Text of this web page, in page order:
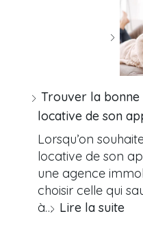
Trouver la
locative de son
Lorsqu’on
locative de son
une agence
choisir celle qui
à… Lire la suite